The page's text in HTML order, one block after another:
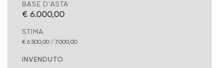
BASE D'ASTA
€ 6.000,00
STIMA
€ 6.500,00 / 7.000,00
INVENDUTO